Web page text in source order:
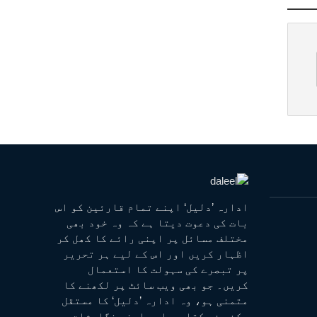
ادارہ ’دلیل‘ اپنے تمام قارئین کو اس
بات کی دعوت دیتا ہے کہ وہ خود بھی
مختلف مسائل پر اپنی رائے کا کھل کر
اظہار کریں اور اس کے لیے ہر تحریر
پر تبصرے کی سہولت کا استعمال
کریں۔ جو بھی ویب سائٹ پر لکھنے کا
متمنی ہو، وہ ادارہ ’دلیل‘ کا مستقل